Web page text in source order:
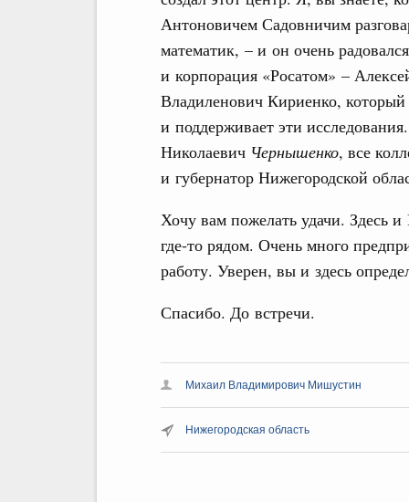
Антоновичем Садовничим
математик, – и он очень
и корпорация «Росатом» –
Владиленович Кириенко,
и поддерживает эти
Николаевич Чернышенко, все
и губернатор Нижегородской
Хочу вам пожелать удачи. Здесь
где‑то рядом. Очень много
работу. Уверен, вы и здесь
Спасибо. До встречи.
Михаил Владимирович Мишустин
Нижегородская область